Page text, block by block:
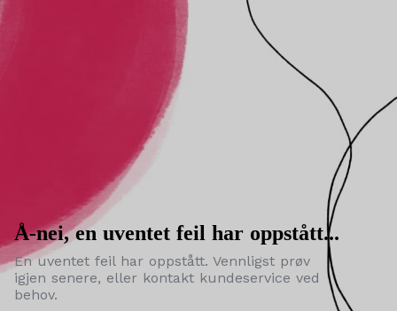
Å-nei, en uventet feil har oppstått...
En uventet feil har oppstått. Vennligst prøv
igjen senere, eller kontakt kundeservice ved
behov.